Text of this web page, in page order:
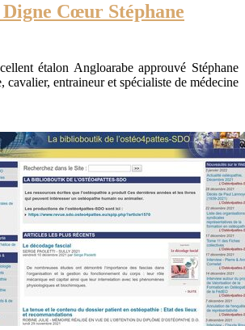
Cœur Stéphane
étalon Angloarabe approuvé Stéphane
entraineur et spécialiste de médecine